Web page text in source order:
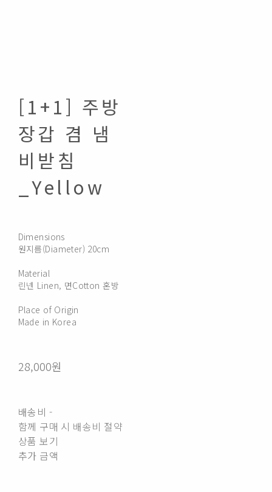
[1+1] 주방
장갑 겸 냄
비받침
_Yellow
Dimensions
원지름(Diameter) 20cm
Material
린넨 Linen, 면Cotton 혼방
Place of Origin
Made in Korea
28,000원
배송비 -
함께 구매 시 배송비 절약
상품 보기
추가 금액